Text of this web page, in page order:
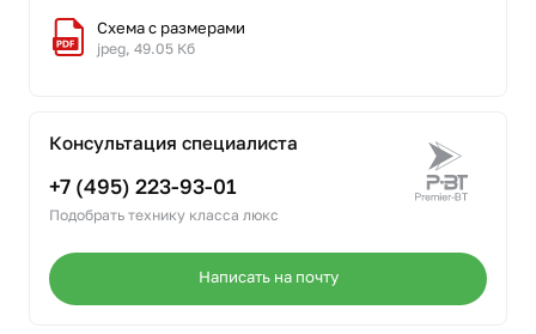
Схема с размерами
jpeg, 49.05 Кб
Консультация специалиста
+7 (495) 223-93-01
Подобрать технику класса люкс
Написать на почту